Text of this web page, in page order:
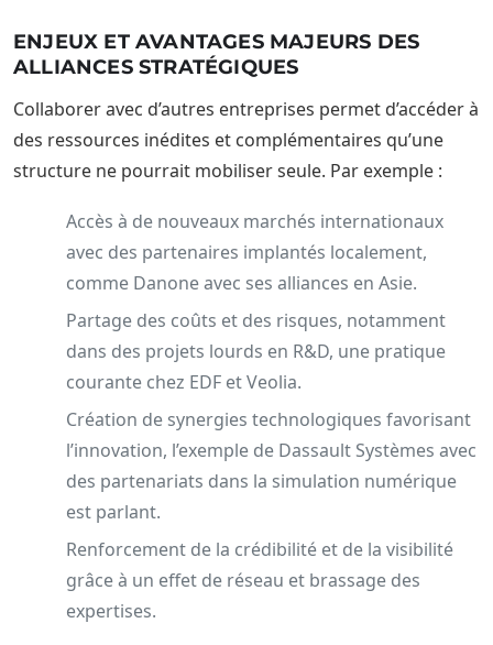
ENJEUX ET AVANTAGES MAJEURS DES
ALLIANCES STRATÉGIQUES
Collaborer avec d’autres entreprises permet d’accéder à
des ressources inédites et complémentaires qu’une
structure ne pourrait mobiliser seule. Par exemple :
Accès à de nouveaux marchés internationaux
avec des partenaires implantés localement,
comme Danone avec ses alliances en Asie.
Partage des coûts et des risques, notamment
dans des projets lourds en R&D, une pratique
courante chez EDF et Veolia.
Création de synergies technologiques favorisant
l’innovation, l’exemple de Dassault Systèmes avec
des partenariats dans la simulation numérique
est parlant.
Renforcement de la crédibilité et de la visibilité
grâce à un effet de réseau et brassage des
expertises.